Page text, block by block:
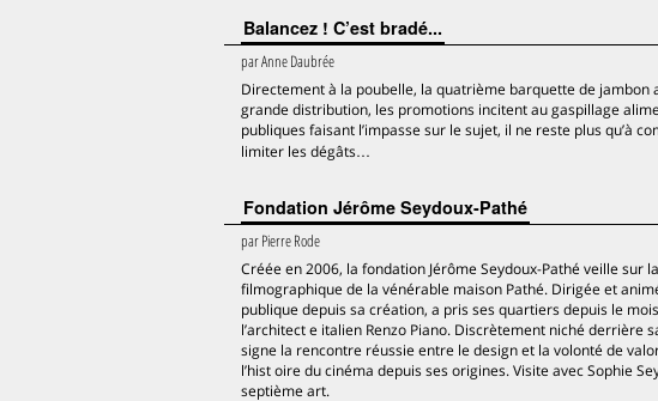
Balancez ! C’est bradé...
parAnne Daubrée
Directement à la poubelle, la quatrième barquette de
grande distribution, les promotions incitent au gaspillage
publiques faisant l’impasse sur le sujet, il ne reste plus qu’à
limiter les dégâts…
Fondation Jérôme Seydoux-Pathé
parPierre Rode
Créée en 2006, la fondation Jérôme Seydoux-Pathé veille
filmographique de la vénérable maison Pathé. Dirigée et
publique depuis sa création, a pris ses quartiers depuis le
l’architect e italien Renzo Piano. Discrètement niché
signe la rencontre réussie entre le design et la volonté de
l’hist oire du cinéma depuis ses origines. Visite avec Sophie
septième art.